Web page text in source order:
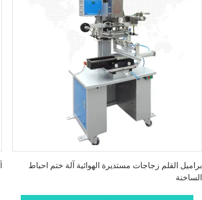
براميل القلم زجاجات مستديرة الهوائية آلة ختم احباط
الساخنة